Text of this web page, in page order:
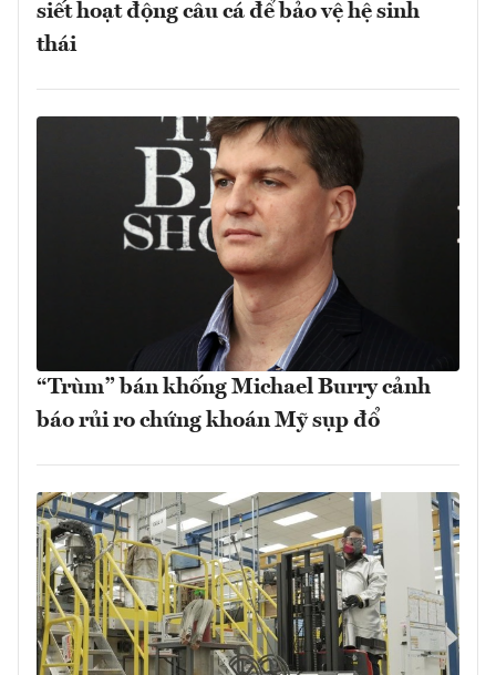
siết hoạt động câu cá để bảo vệ hệ sinh
thái
“Trùm” bán khống Michael Burry cảnh
báo rủi ro chứng khoán Mỹ sụp đổ